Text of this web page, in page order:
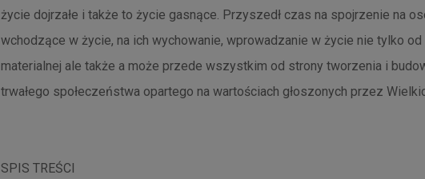
życie dojrzałe i także to życie gasnące. Przyszedł czas na spojrzenie na
wchodzące w życie, na ich wychowanie, wprowadzanie w życie nie tylko
materialnej ale także a może przede wszystkim od strony tworzenia i
trwałego społeczeństwa opartego na wartościach głoszonych przez
SPIS TREŚCI